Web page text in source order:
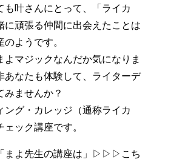
も叶さんにとって、「ライカ
に頑張る仲間に出会えたことは
のようです。
よマジックなんだか気になりま
あなたも体験して、ライターデ
みませんか？
ング・カレッジ（通称ライカ
ェック講座です。
まよ先生の講座は」▷▷▷ こち